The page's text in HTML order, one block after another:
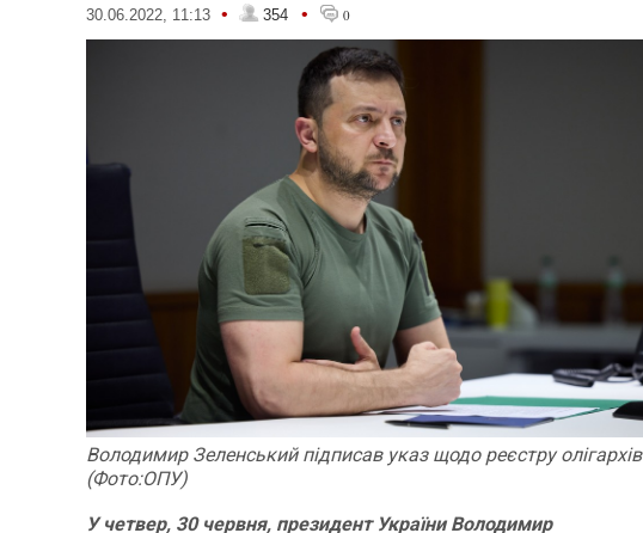
30.06.2022, 11:13 • 354 • 0
Володимир Зеленський підписав указ щодо реєстру олігархів
(Фото:ОПУ)
У четвер, 30 червня, президент України Володимир